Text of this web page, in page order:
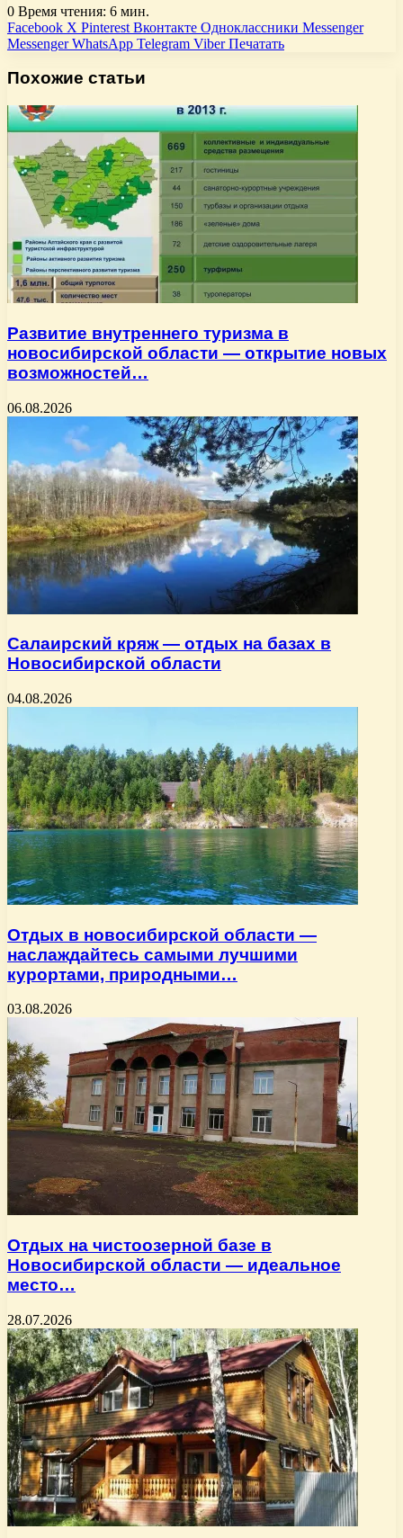
0 Время чтения: 6 мин.
Facebook X Pinterest Вконтакте Одноклассники Messenger
Messenger WhatsApp Telegram Viber Печатать
Похожие статьи
Развитие внутреннего туризма в
новосибирской области — открытие новых
возможностей…
06.08.2026
Салаирский кряж — отдых на базах в
Новосибирской области
04.08.2026
Отдых в новосибирской области —
наслаждайтесь самыми лучшими
курортами, природными…
03.08.2026
Отдых на чистоозерной базе в
Новосибирской области — идеальное
место…
28.07.2026